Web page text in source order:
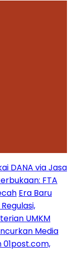
DANA via Jasa
FTA
Era Baru
UMKM
Media